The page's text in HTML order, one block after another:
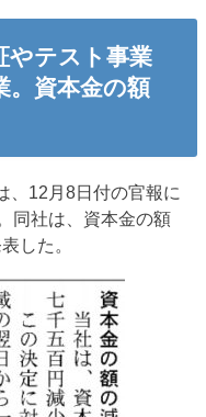
やテスト事業
。資本金の額
、12月8日付の官報に
同社は、資本金の額
した。